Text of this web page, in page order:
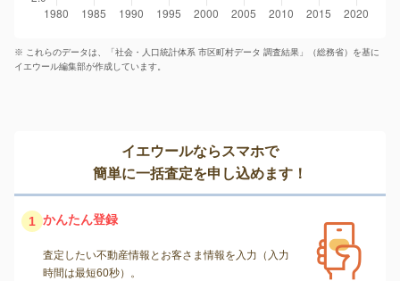
※ これらのデータは、「社会・人口統計体系 市区町村データ 調査結果」（総務省）を基に
イエウール編集部が作成しています。
イエウールならスマホで
簡単に一括査定を申し込めます！
1 かんたん登録
査定したい不動産情報とお客さま情報を入力（入力
時間は最短60秒）。